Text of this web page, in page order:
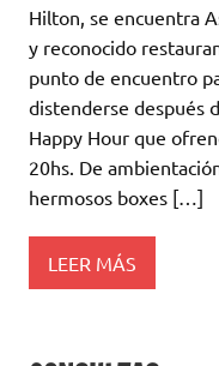
Hilton, se encuentra
y reconocido
punto de encuentro
distenderse después
Happy Hour que
20hs. De
hermosos boxes […]
LEER MÁS